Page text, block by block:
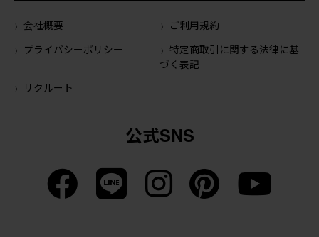
会社概要
ご利用規約
プライバシーポリシー
特定商取引に関する法律に基
づく表記
リクルート
公式SNS